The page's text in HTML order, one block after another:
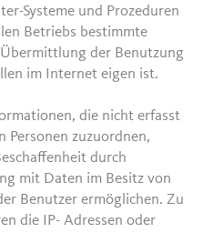
Systeme und Prozeduren
Betriebs bestimmte
der Benutzung
im Internet eigen ist.
die nicht erfasst
Personen zuzuordnen,
durch
mit Daten im Besitz von
Benutzer ermöglichen. Zu
die IP- Adressen oder